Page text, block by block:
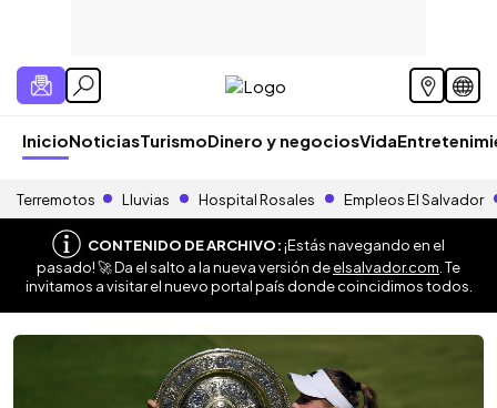
InicioNoticiasTurismoDinero y negociosVida
Terremotos Lluvias Hospital Rosales Empleos El Salvador
CONTENIDO DE ARCHIVO:¡Estás navegando en el
pasado! 🚀 Da el salto a la nueva versión deelsalvador.com . Te
invitamos a visitar el nuevo portal país donde coincidimos todos.